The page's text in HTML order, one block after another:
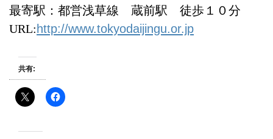
最寄駅：都営浅草線 蔵前駅 徒歩１０分
URL: http://www.tokyodaijingu.or.jp
共有: